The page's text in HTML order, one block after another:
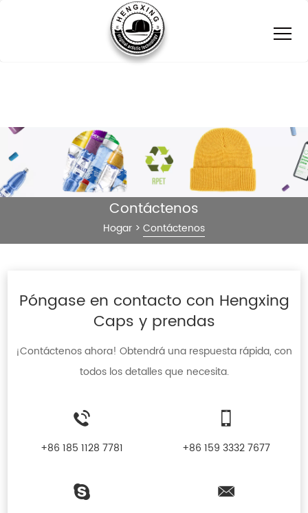
Contáctenos
Hogar > Contáctenos
Póngase en contacto con Hengxing
Caps y prendas
¡Contáctenos ahora! Obtendrá una respuesta rápida, con
todos los detalles que necesita.
+86 185 1128 7781 +86 159 3332 7677